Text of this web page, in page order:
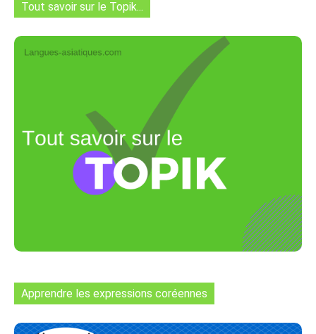
Tout savoir sur le Topik...
Apprendre les expressions coréennes